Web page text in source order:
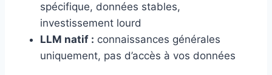
spécifique, données stables,
investissement lourd
LLM natif : connaissances générales
uniquement, pas d’accès à vos données